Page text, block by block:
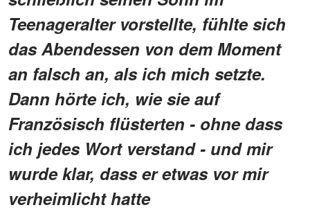
Teenageralter vorstellte, fühlte sich
das Abendessen von dem Moment
an falsch an, als ich mich setzte.
Dann hörte ich, wie sie auf
Französisch flüsterten - ohne dass
ich jedes Wort verstand - und mir
wurde klar, dass er etwas vor mir
verheimlicht hatte